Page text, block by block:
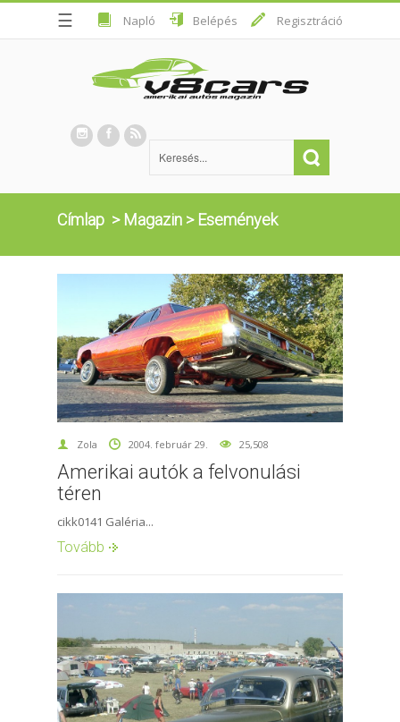
☰ Napló Belépés Regisztráció
Címlap > Magazin > Események
Zola 2004. február 29. 25,508
Amerikai autók a felvonulási
téren
cikk0141 Galéria...
Tovább